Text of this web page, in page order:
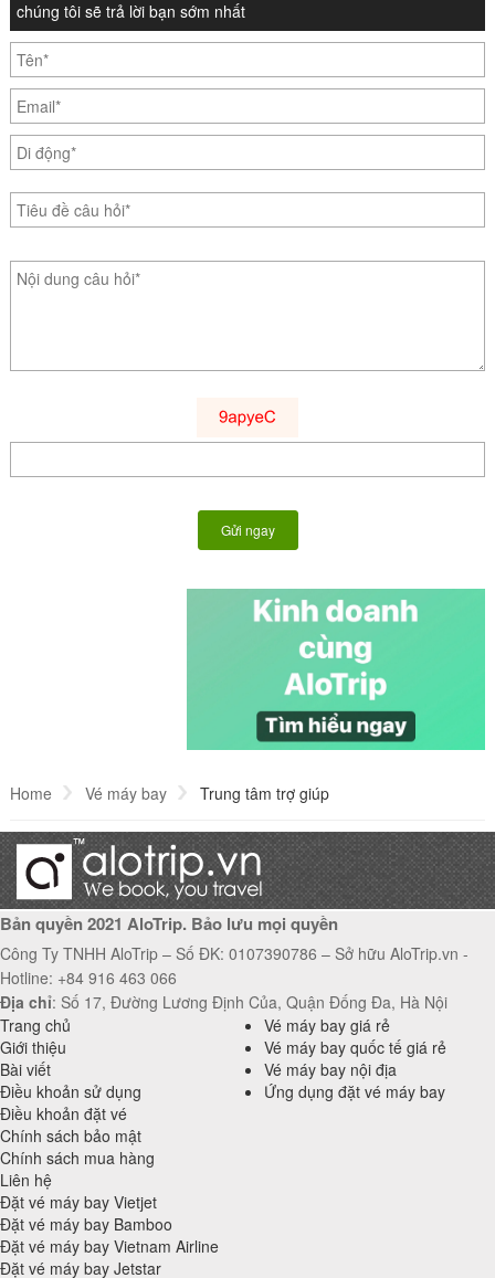
chúng tôi sẽ trả lời bạn sớm nhất
Home Vé máy bay Trung tâm trợ giúp
Bản quyền 2021 AloTrip. Bảo lưu mọi quyền
Công Ty TNHH AloTrip – Số ĐK: 0107390786 – Sở hữu AloTrip.vn -
Hotline: +84 916 463 066
Địa chỉ: Số 17, Đường Lương Định Của, Quận Đống Đa, Hà Nội
Trang chủ
Giới thiệu
Bài viết
Điều khoản sử dụng
Điều khoản đặt vé
Chính sách bảo mật
Chính sách mua hàng
Liên hệ
Vé máy bay giá rẻ
Vé máy bay quốc tế giá rẻ
Vé máy bay nội địa
Ứng dụng đặt vé máy bay
Đặt vé máy bay Vietjet
Đặt vé máy bay Bamboo
Đặt vé máy bay Vietnam Airline
Đặt vé máy bay Jetstar